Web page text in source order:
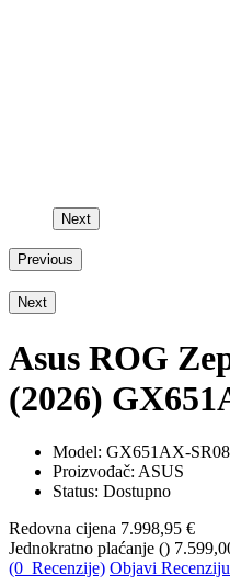
Next
Previous
Next
Asus ROG
(2026)
Model: GX651AX-
Proizvođač: ASUS
Status: Dostupno
Redovna cijena 7.998,95 €
Jednokratno plaćanje ()
(0 Recenzije) Objavi Recenziju